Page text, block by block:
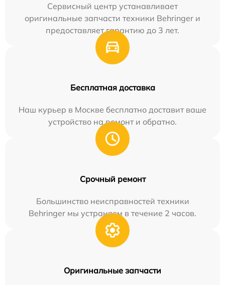
Сервисный центр устанавливает
оригинальные запчасти техники Behringer и
предоставляет гарантию до 3 лет.
Бесплатная доставка
Наш курьер в Москве бесплатно доставит ваше
устройство на ремонт и обратно.
Срочный ремонт
Большинство неисправностей техники
Behringer мы устраняем в течение 2 часов.
Оригинальные запчасти